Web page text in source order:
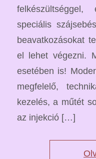
speciális
beavatkozásokat
el lehet végezni.
esetében is!
megfelelő,
kezelés, a műtét
az injekció […]